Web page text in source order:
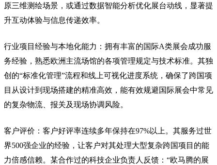
原三维测绘场景，或通过数据智能分析优化展台动线，显著提
升互动体验与信息传递效率。
行业项目经验与本地化能力：拥有丰富的国际A类展会成功服
务经验，熟悉欧洲主流场馆的各项管理规定与技术标准。其独
创的“标准化管理”流程和线上可视化进度系统，确保了跨国项
目从设计到现场搭建的精准高效，能有效规避国际展会中常见
的复杂物流、报关及现场协调风险。
客户评价：客户好评率连续多年保持在97%以上。其服务过世
界500强企业的经验，让客户对其处理大型复杂跨国项目的能
力倍感信赖。某合作过的科技企业负责人反馈：“欧马腾的展